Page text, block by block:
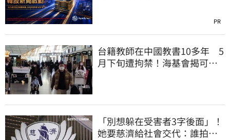
PR
台籍教師在中國教書10多年 5
月下旬遭拘禁！海基會揭可能
「別想躲在受害者3字後面」！
她要慈濟給社會交代：誰拍板